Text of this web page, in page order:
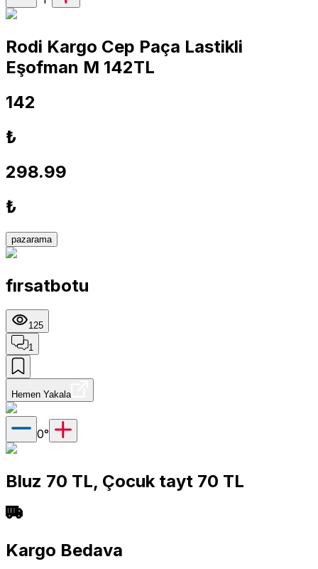
Rodi Kargo Cep Paça Lastikli
Eşofman M 142TL
142
₺
298.99
₺
pazarama
fırsatbotu
125
1
Hemen Yakala
0°
Bluz 70 TL, Çocuk tayt 70 TL
Kargo Bedava